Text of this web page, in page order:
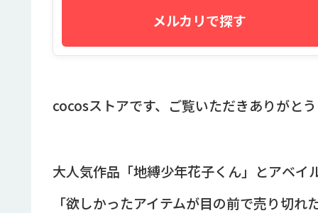
メルカリで探す
cocosストアです、ご覧いただきありがと
大人気作品「地縛少年花子くん」とアベ
「欲しかったアイテムが目の前で売り切